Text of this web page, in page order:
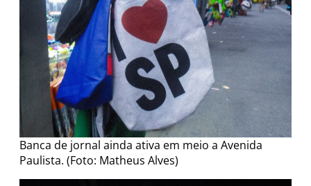
Banca de jornal ainda ativa em meio a Avenida
Paulista. (Foto: Matheus Alves)